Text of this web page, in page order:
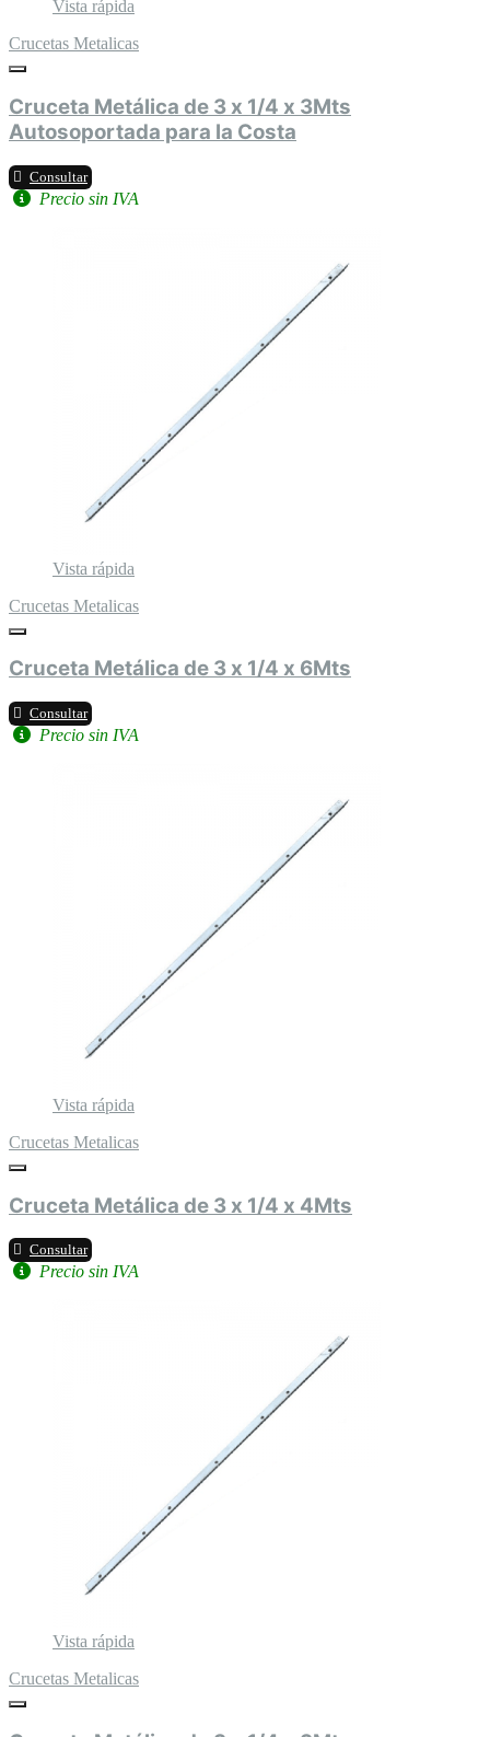
Vista rápida
Crucetas Metalicas
Cruceta Metálica de 3 x 1/4 x 3Mts
Autosoportada para la Costa
Consultar
Precio sin IVA
Vista rápida
Crucetas Metalicas
Cruceta Metálica de 3 x 1/4 x 6Mts
Consultar
Precio sin IVA
Vista rápida
Crucetas Metalicas
Cruceta Metálica de 3 x 1/4 x 4Mts
Consultar
Precio sin IVA
Vista rápida
Crucetas Metalicas